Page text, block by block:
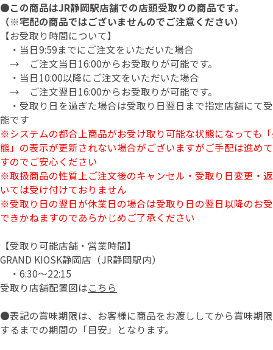
●この商品はJR静岡駅店舗での店頭受取りの商品です。
（※宅配の商品ではございませんのでご注意ください）
【お受取り時間について】
・当日9:59までにご注文をいただいた場合
→ ご注文当日16:00からお受取りが可能です。
・当日10:00以降にご注文をいただいた場合
→ ご注文翌日16:00からお受取りが可能です。
・受取り日を過ぎた場合は受取り日翌日まで指定店舗にて
能です
※システムの都合上商品がお受け取り可能な状態になっても
態」の表示が更新されない場合がございますがご手配は進め
すのでご安心ください
※取扱商品の性質上ご注文後のキャンセル・受取り日変更・
いては受け付けておりません
※受取り日の翌日が休業日の場合は受取り日の翌日以降のお
できかねますのであらかじめご了承ください
【受取り可能店舗・営業時間】
GRAND KIOSK静岡店（JR静岡駅内）
・6:30～22:15
受取り店舗配置図はこちら
●表記の賞味期限は、お客様に商品をお渡ししてから賞味期
するまでの期間の「目安」となります。